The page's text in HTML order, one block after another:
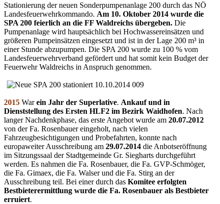
Stationierung der neuen Sonderpumpenanlage 200 durch das NÖ
Landesfeuerwehrkommando. Am 10. Oktober 2014 wurde die
SPA 200 feierlich an die FF Waldreichs übergeben. Die
Pumpenanlage wird hauptsächlich bei Hochwassereinsätzen und
größeren Pumpeinsätzen eingesetzt und ist in der Lage 200 m³ in
einer Stunde abzupumpen. Die SPA 200 wurde zu 100 % vom
Landesfeuerwehrverband gefördert und hat somit kein Budget der
Feuerwehr Waldreichs in Anspruch genommen.
2015 Warein Jahr der Superlative. Ankauf und in
Dienststellung des Ersten HLF2 im Bezirk Waidhofen. Nach
langer Nachdenkphase, das erste Angebot wurde am 20.07.2012
von der Fa. Rosenbauer eingeholt, nach vielen
Fahrzeugbesichtigungen und Probefahrten, konnte nach
europaweiter Ausschreibung am 29.07.2014 die Anbotseröffnung
im Sitzungssaal der Stadtgemeinde Gr. Siegharts durchgeführt
werden. Es nahmen die Fa. Rosenbauer, die Fa. GVP-Schmöger,
die Fa. Gimaex, die Fa. Walser und die Fa. Stirg an der
Ausschreibung teil. Bei einer durch das Komitee erfolgten
Bestbieterermittlung wurde die Fa. Rosenbauer als Bestbieter
erruiert.